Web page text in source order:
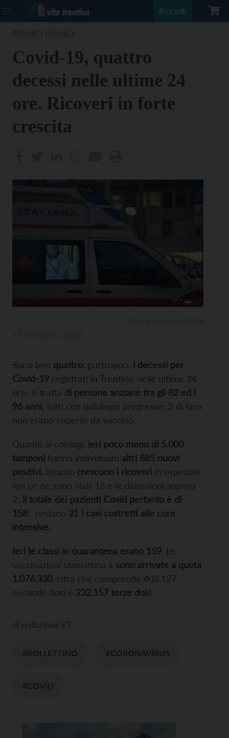
Accedi
Covid-19, quattro
decessi nelle ultime 24
ore. Ricoveri in forte
crescita
Sono ben quattro , purtroppo, i decessi per
Covid-19 registrati in Trentino nelle ultime 24
ore: si tratta di persone anziane tra gli 82 ed i
96 anni , tutti con patologie pregresse; 3 di loro
non erano coperte da vaccino.
Quanto ai contagi, ieri poco meno di 5.000
tamponi hanno individuato altri 885 nuovi
positivi. Intanto crescono i ricoveri in ospedale:
ieri ce ne sono stati 16 e le dimissioni appena
2; il totale dei pazienti Covid pertanto è di
158; restano 21 i casi costretti alle cure
intensive.
Ieri le classi in quarantena erano 159. Le
vaccinazioni stamattina a sono arrivate a quota
1.076.330 , cifra che comprende 402.127
seconde dosi e 232.157 terze dosi.
di redazione VT
#BOLLETTINO #CORONAVIRUS
#COVID